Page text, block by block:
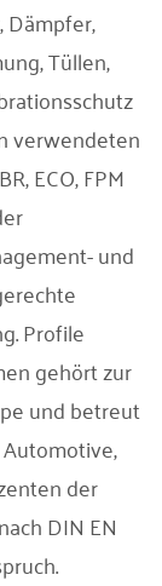
Tüllen,
verwendeten
ECO, FPM
und
Profile
gehört zur
und betreut
der
DIN EN